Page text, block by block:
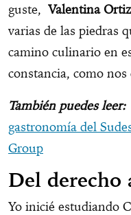
guste, Valentina
varias de las piedras
camino culinario en
constancia, como
También puedes leer:
gastronomía del
Group
Del derecho
Yo inicié estudiando